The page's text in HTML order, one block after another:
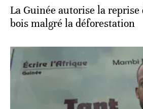
La Guinée autorise la reprise
bois malgré la déforestation